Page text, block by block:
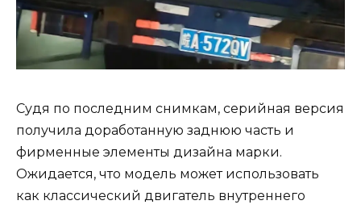
Судя по последним снимкам, серийная версия
получила доработанную заднюю часть и
фирменные элементы дизайна марки.
Ожидается, что модель может использовать
как классический двигатель внутреннего